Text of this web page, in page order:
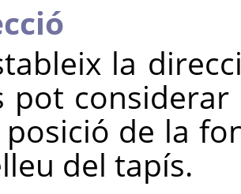
la
pot
posició de la
del tapís.